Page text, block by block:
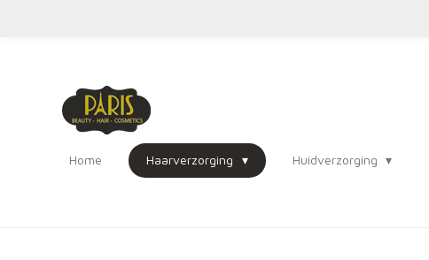
hoofdinhoud
Home Haarverzorging Huidverzorging